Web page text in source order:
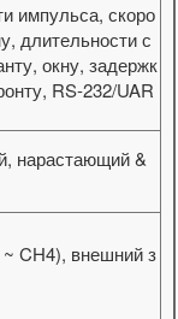
импульса, скоро
длительности с
окну, задержк
RS-232/UAR
нарастающий &
CH4), внешний з